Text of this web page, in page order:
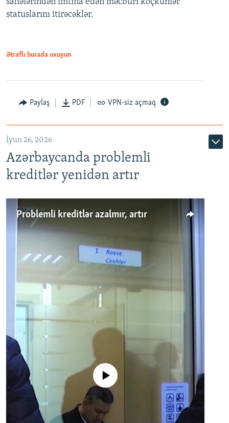
Auto 240p 360p 480p
720p 1080p
statuslarını itirəcəklər.
Ətraflı burada oxuyun
Paylaş PDF VPN-siz açmaq
İyun 26, 2026
Azərbaycanda problemli
kreditlər yenidən artır
Problemli kreditlər azalmır, artır
No media source currently available